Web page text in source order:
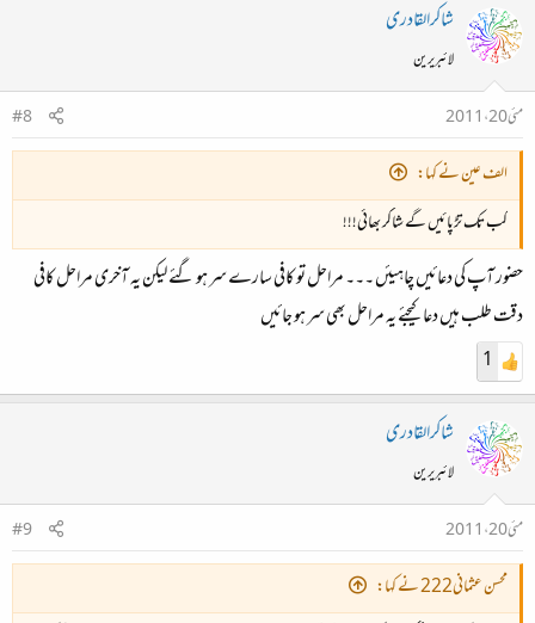
شاکرالقادری
لائبریرین
مئی 20، 2011
#8
الف عین نے کہا:
کب تک تڑپائیں گے شاکر بھائی!!!
حضور آپ کی دعائیں چاہیئں ۔۔۔ مراحل تو کافی سارے سر ہو گئے لیکن یہ آخری مراحل کافی
دقت طلب ہیں دعا کیجئے یہ مراحل بھی سر ہو جائیں
1
شاکرالقادری
لائبریرین
مئی 20، 2011
#9
محسن عثمانی222 نے کہا: